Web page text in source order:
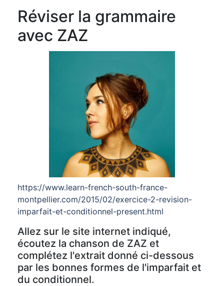
Réviser la grammaire
avec ZAZ
https://www.learn-french-south-france-
montpellier.com/2015/02/exercice-2-revision-
imparfait-et-conditionnel-present.html
Allez sur le site internet indiqué,
écoutez la chanson de ZAZ et
complétez l'extrait donné ci-dessous
par les bonnes formes de l'imparfait et
du conditionnel.